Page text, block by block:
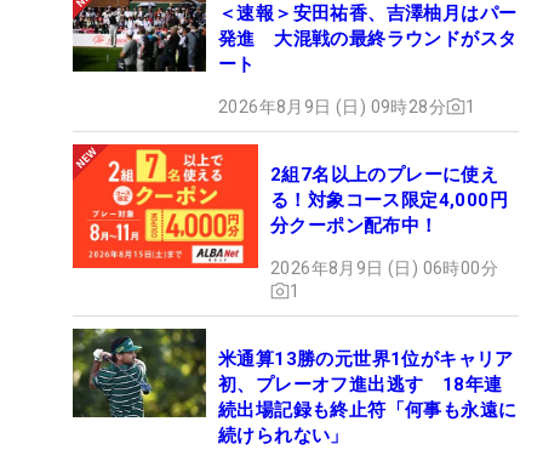
＜速報＞安田祐香、吉澤柚月はパー
発進 大混戦の最終ラウンドがスタ
ート
2026年8月9日 (日) 09時28分 1
2組7名以上のプレーに使え
る！対象コース限定4,000円
分クーポン配布中！
2026年8月9日 (日) 06時00分
1
米通算13勝の元世界1位がキャリア
初、プレーオフ進出逃す 18年連
続出場記録も終止符「何事も永遠に
続けられない」